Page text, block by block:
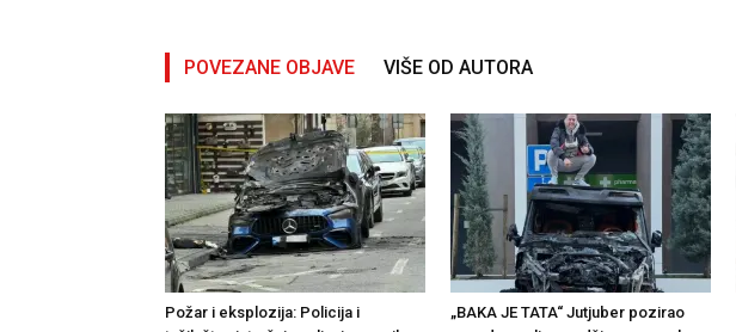
POVEZANE OBJAVE VIŠE OD AUTORA
Požar i eksplozija: Policija i
„BAKA JE TATA“ Jutjuber pozirao